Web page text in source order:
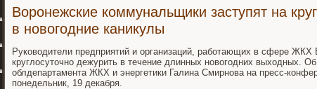
Воронежские коммунальщики заступят на
в новогодние каникулы
Руководители предприятий и организаций, работающих в сфере ЖКХ
круглосуточно дежурить в течение длинных новогодних выходных.
облдепартамента ЖКХ и энергетики Галина Смирнова на пресс-
понедельник, 19 декабря.